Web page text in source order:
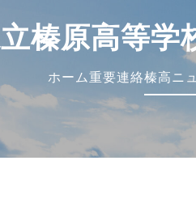
榛原高等学
ホーム重要連絡榛高ニ